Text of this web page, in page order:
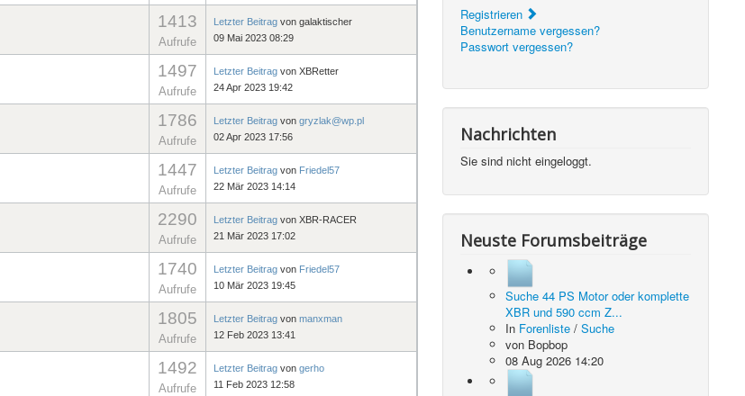
1413
Aufrufe
Letzter Beitrag von galaktischer
09 Mai 2023 08:29
1497
Aufrufe
Letzter Beitrag von XBRetter
24 Apr 2023 19:42
1786
Aufrufe
Letzter Beitrag von gryzlak@wp.pl
02 Apr 2023 17:56
1447
Aufrufe
Letzter Beitrag von Friedel57
22 Mär 2023 14:14
2290
Aufrufe
Letzter Beitrag von XBR-RACER
21 Mär 2023 17:02
1740
Aufrufe
Letzter Beitrag von Friedel57
10 Mär 2023 19:45
1805
Aufrufe
Letzter Beitrag von manxman
12 Feb 2023 13:41
1492
Aufrufe
Letzter Beitrag von gerho
11 Feb 2023 12:58
Registrieren
Benutzername vergessen?
Passwort vergessen?
Nachrichten
Sie sind nicht eingeloggt.
Neuste Forumsbeiträge
Suche 44 PS Motor oder komplette
XBR und 590 ccm Z...
In Forenliste /Suche
von Bopbop
08 Aug 2026 14:20